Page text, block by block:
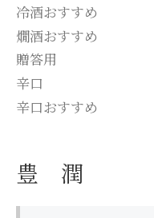
豊 潤
冷酒おすすめ
燗酒おすすめ
贈答用
辛口
辛口おすすめ